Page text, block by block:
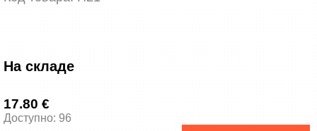
На складе
17.80 €
Доступно: 96